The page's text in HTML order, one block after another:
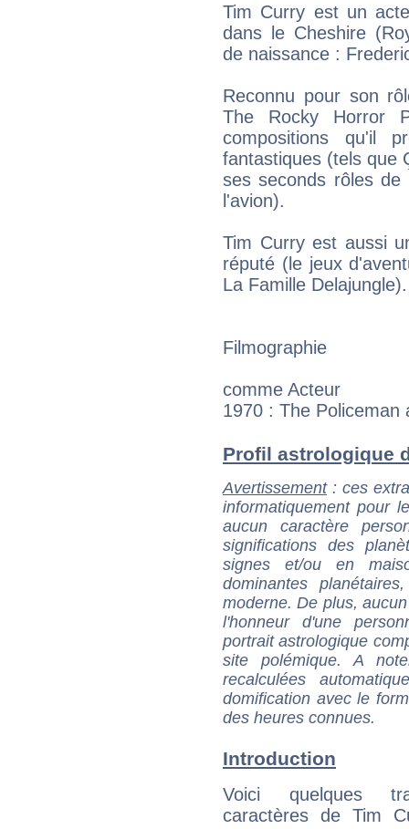
Tim Curry est un
dans le Cheshire
de naissance :
Reconnu pour son
The Rocky Horror
compositions qu'il
fantastiques (tels que
ses seconds rôles
l'avion).
Tim Curry est aussi
réputé (le jeux
La Famille
Filmographie
comme Acteur
1970 : The
Profil astrologique
Avertissement: ces
informatiquement pour
aucun caractère
significations des
signes et/ou en
dominantes
moderne. De plus,
l'honneur d'une
portrait astrologique
site polémique. A
recalculées
domification avec le
des heures connues.
Introduction
Voici quelques
caractères de Tim